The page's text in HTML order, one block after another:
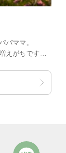
パママ。
えがちです